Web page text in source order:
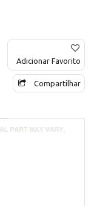
Adicionar Favorito
Compartilhar